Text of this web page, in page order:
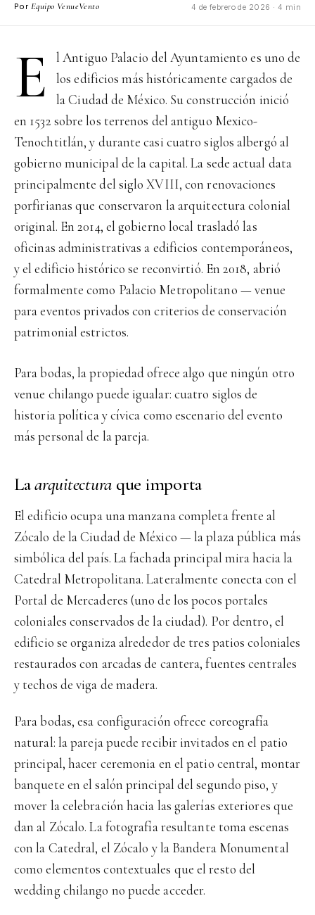
Por Equipo VenueVento 4 de febrero de 2026 · 4 min
E
l Antiguo Palacio del Ayuntamiento es uno de
los edificios más históricamente cargados de
la Ciudad de México. Su construcción inició
en 1532 sobre los terrenos del antiguo Mexico-
Tenochtitlán, y durante casi cuatro siglos albergó al
gobierno municipal de la capital. La sede actual data
principalmente del siglo XVIII, con renovaciones
porfirianas que conservaron la arquitectura colonial
original. En 2014, el gobierno local trasladó las
oficinas administrativas a edificios contemporáneos,
y el edificio histórico se reconvirtió. En 2018, abrió
formalmente como Palacio Metropolitano — venue
para eventos privados con criterios de conservación
patrimonial estrictos.
Para bodas, la propiedad ofrece algo que ningún otro
venue chilango puede igualar: cuatro siglos de
historia política y cívica como escenario del evento
más personal de la pareja.
Laarquitectura que importa
El edificio ocupa una manzana completa frente al
Zócalo de la Ciudad de México — la plaza pública más
simbólica del país. La fachada principal mira hacia la
Catedral Metropolitana. Lateralmente conecta con el
Portal de Mercaderes (uno de los pocos portales
coloniales conservados de la ciudad). Por dentro, el
edificio se organiza alrededor de tres patios coloniales
restaurados con arcadas de cantera, fuentes centrales
y techos de viga de madera.
Para bodas, esa configuración ofrece coreografía
natural: la pareja puede recibir invitados en el patio
principal, hacer ceremonia en el patio central, montar
banquete en el salón principal del segundo piso, y
mover la celebración hacia las galerías exteriores que
dan al Zócalo. La fotografía resultante toma escenas
con la Catedral, el Zócalo y la Bandera Monumental
como elementos contextuales que el resto del
wedding chilango no puede acceder.